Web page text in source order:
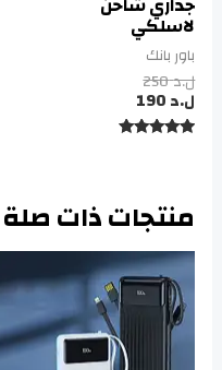
لاسلكي
باور بانك
ل.د250
ل.د
منتجات ذات صلة